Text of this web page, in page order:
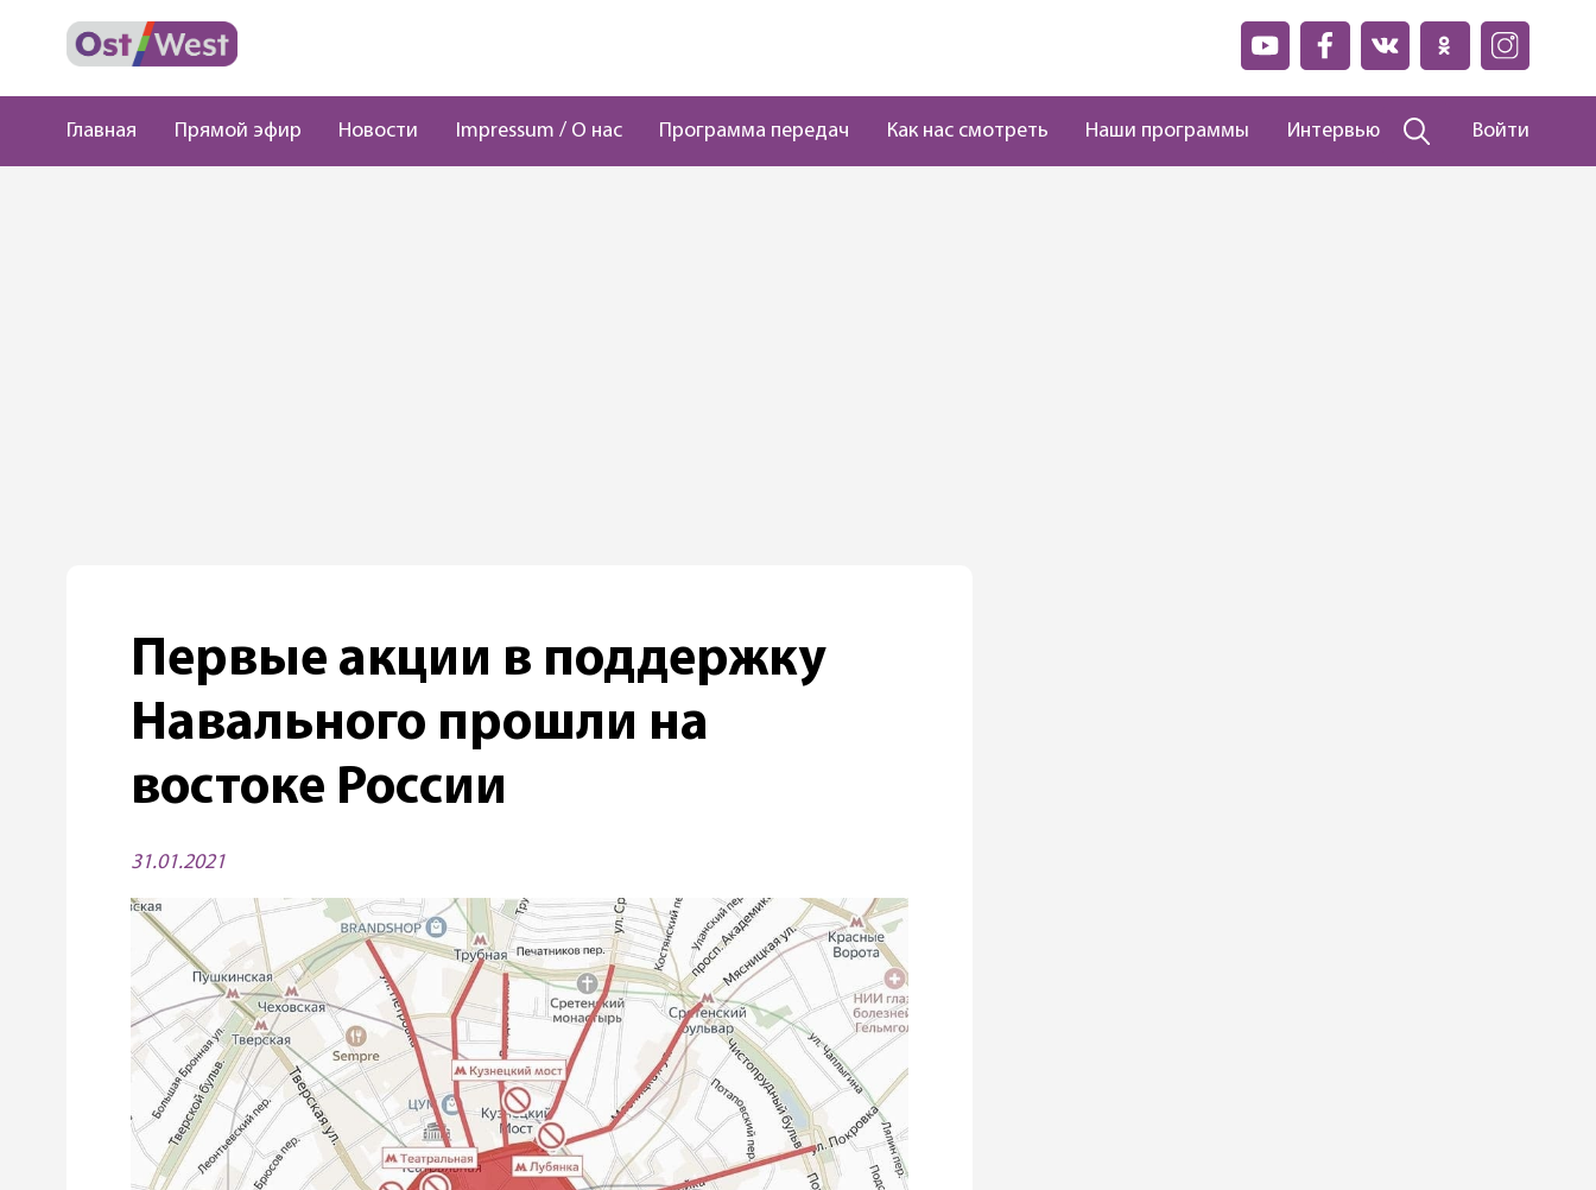
Главная Прямой эфир Новости Impressum / О нас Программа передач Как нас смотреть Наши программы Интервью Войти
Первые акции в поддержку
Навального прошли на
востоке России
31.01.2021